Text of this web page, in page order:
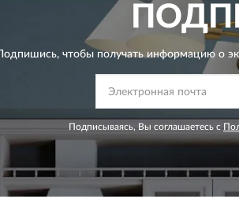
Подпишись, чтобы получать информацию о
Подписываясь, Вы соглашаетесь с